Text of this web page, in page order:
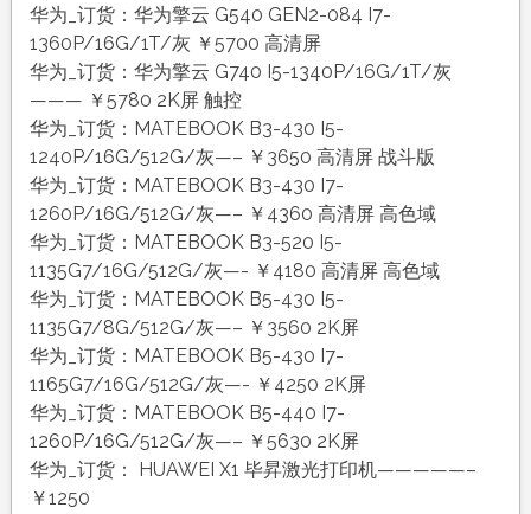
华为_订货：华为擎云 G540 GEN2-084 I7-
1360P/16G/1T/灰 ￥5700 高清屏
华为_订货：华为擎云 G740 I5-1340P/16G/1T/灰
——— ￥5780 2K屏 触控
华为_订货：MATEBOOK B3-430 I5-
1240P/16G/512G/灰—– ￥3650 高清屏 战斗版
华为_订货：MATEBOOK B3-430 I7-
1260P/16G/512G/灰—– ￥4360 高清屏 高色域
华为_订货：MATEBOOK B3-520 I5-
1135G7/16G/512G/灰—- ￥4180 高清屏 高色域
华为_订货：MATEBOOK B5-430 I5-
1135G7/8G/512G/灰—– ￥3560 2K屏
华为_订货：MATEBOOK B5-430 I7-
1165G7/16G/512G/灰—- ￥4250 2K屏
华为_订货：MATEBOOK B5-440 I7-
1260P/16G/512G/灰—– ￥5630 2K屏
华为_订货： HUAWEI X1 毕昇激光打印机—————–
￥1250